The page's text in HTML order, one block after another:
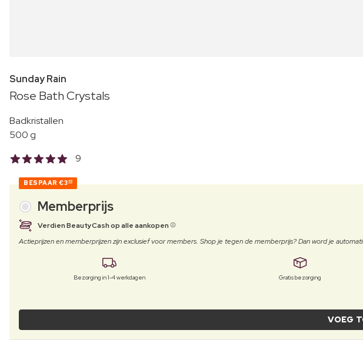
Sunday Rain
Rose Bath Crystals
Badkristallen
500 g
9
BESPAAR €340
Memberprijs
Verdien BeautyCash op alle aankopen
Actieprijzen en memberprijzen zijn exclusief voor members. Shop je tegen de memberprijs? Dan word je
Bezorging in 1-4 werkdagen Gratis bezorging
VOEG